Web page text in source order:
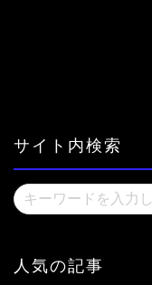
サイト内検索
人気の記事